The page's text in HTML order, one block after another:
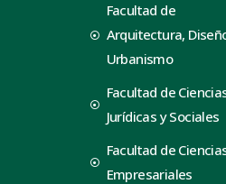
Facultad de
Arquitectura,
Urbanismo
Facultad de
Jurídicas y Sociales
Facultad de
Empresariales